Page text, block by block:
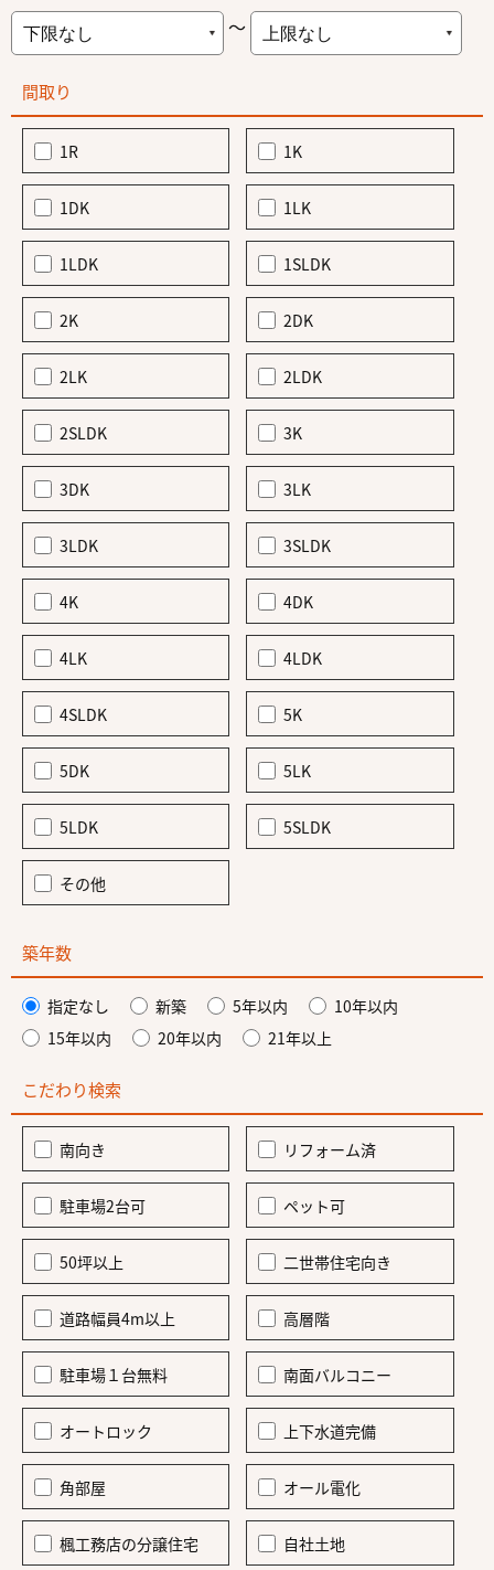
～
間取り
1R 1K
1DK 1LK
1LDK 1SLDK
2K 2DK
2LK 2LDK
2SLDK 3K
3DK 3LK
3LDK 3SLDK
4K 4DK
4LK 4LDK
4SLDK 5K
5DK 5LK
5LDK 5SLDK
その他
築年数
指定なし 新築 5年以内
10年以内
15年以内
20年以内 21年以上
こだわり検索
南向き リフォーム済
駐車場2台可 ペット可
50坪以上 二世帯住宅向き
道路幅員4m以上 高層階
駐車場１台無料 南面バルコニー
オートロック 上下水道完備
角部屋 オール電化
楓工務店の分譲住宅 自社土地